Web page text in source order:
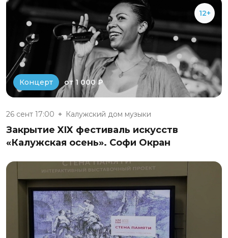
12+
Концерт от 1 000 ₽
26 сент 17:00 Калужский дом музыки
Закрытие XIX фестиваль искусств
«Калужская осень». Софи Окран